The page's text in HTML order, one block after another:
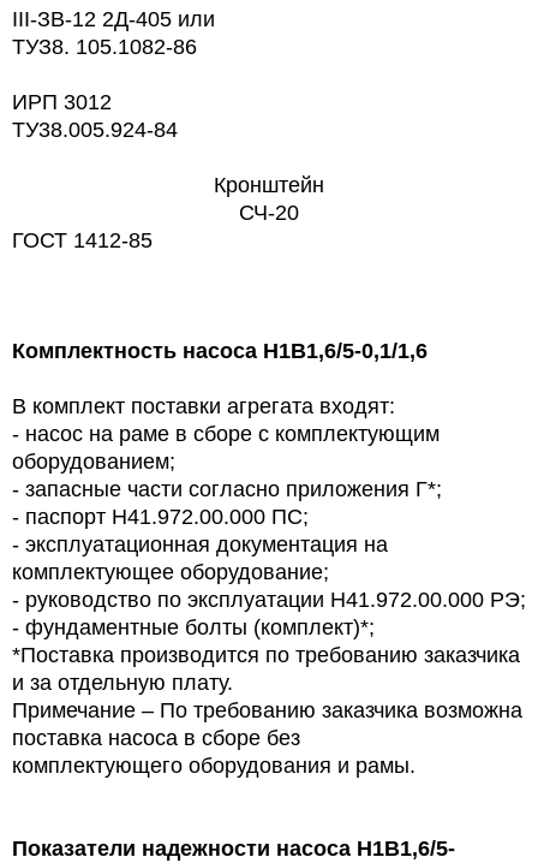
ІІІ-ЗВ-12 2Д-405 или
ТУЗ8. 105.1082-86
ИРП 3012
TУ38.005.924-84
Кронштейн
СЧ-20
ГОСТ 1412-85
Комплектность насоса Н1В1,6/5-0,1/1,6
В комплект поставки агрегата входят:
- насос на раме в сборе с комплектующим
оборудованием;
- запасные части согласно приложения Г*;
- паспорт Н41.972.00.000 ПС;
- эксплуатационная документация на
комплектующее оборудование;
- руководство по эксплуатации Н41.972.00.000 РЭ;
- фундаментные болты (комплект)*;
*Поставка производится по требованию заказчика
и за отдельную плату.
Примечание – По требованию заказчика возможна
поставка насоса в сборе без
комплектующего оборудования и рамы.
Показатели надежности насоса Н1В1,6/5-